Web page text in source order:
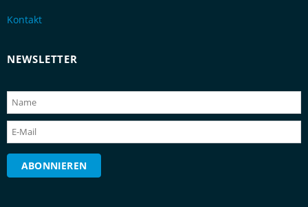
Kontakt
NEWSLETTER